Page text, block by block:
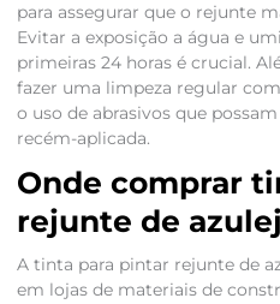
para assegurar que o rejunte
Evitar a exposição a água e
primeiras 24 horas é crucial.
fazer uma limpeza regular
o uso de abrasivos que
recém-aplicada.
Onde comprar
rejunte de
A tinta para pintar rejunte de
em lojas de materiais de